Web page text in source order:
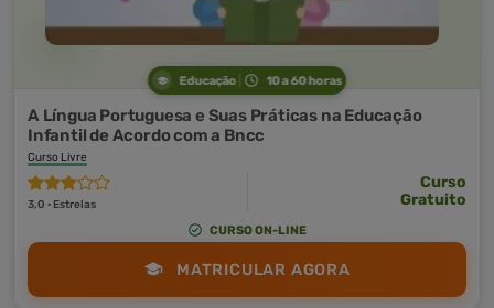
Educação 10 a 60 horas
A Língua Portuguesa e Suas Práticas na Educação
Infantil de Acordo com a Bncc
Curso Livre
3,0 · Estrelas
Curso
Gratuito
CURSO ON-LINE
MATRICULAR AGORA